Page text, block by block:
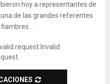
hoy a representantes de
de las grandes referentes
request. Invalid